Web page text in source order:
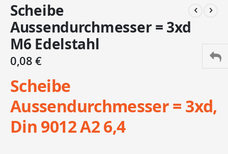
Anfang
der
Bildergalerie
springen
Scheibe
Aussendurchmesser = 3xd
M6 Edelstahl
0,08 €
Scheibe
Aussendurchmesser = 3xd,
Din 9012 A2 6,4